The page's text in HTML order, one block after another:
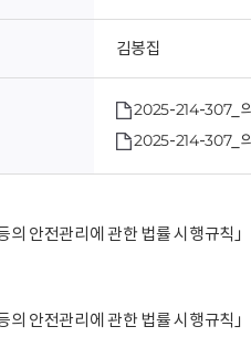
김봉집
2025-214-307_의
2025-214-307_의
의 안전관리에 관한 법률 시행규칙
의 안전관리에 관한 법률 시행규